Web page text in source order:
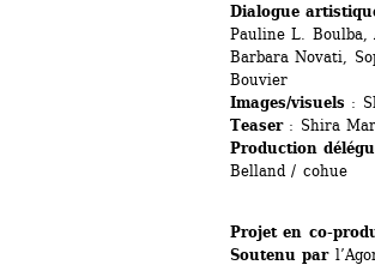
Dialogue
Pauline L. Boulba,
Barbara Novati,
Bouvier
Images/visuels :
Teaser: Shira
Production
Belland / cohue
Projet en co-
Soutenu par